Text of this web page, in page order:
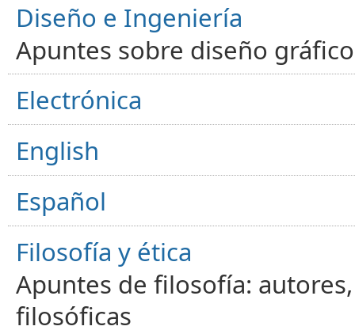
Diseño e Ingeniería
Apuntes sobre diseño
Electrónica
English
Español
Filosofía y ética
Apuntes de filosofía:
filosóficas